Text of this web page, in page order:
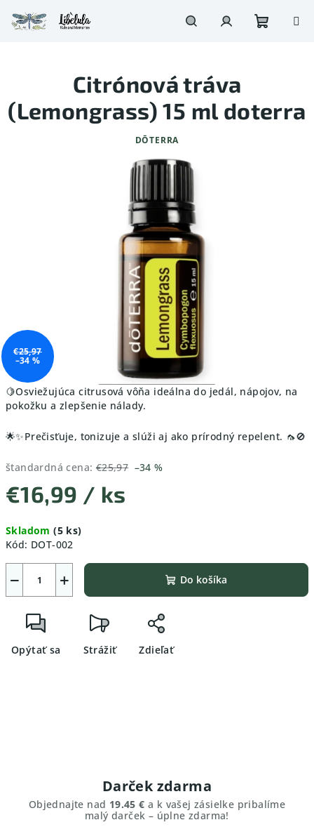
na
obsah
🍋Osviežujúca citrusová vôňa ideálna do jedál, nápojov, na
pokožku a zlepšenie nálady.
🌟✨Prečisťuje, tonizuje a slúži aj ako prírodný repelent. 🦟🚫
štandardná cena: €25,97 –34 %
€16,99 / ks
cena:
Skladom(5 ks)
Kód: DOT-002
+
− Do košíka
Opýtať sa Strážiť Zdieľať
Citrónová tráva
(Lemongrass) 15 ml doterra
DŌTERRA
€25,97
–34 %
Darček zdarma
Objednajte nad 19.45 € a k vašej zásielke pribalíme
malý darček – úplne zdarma!